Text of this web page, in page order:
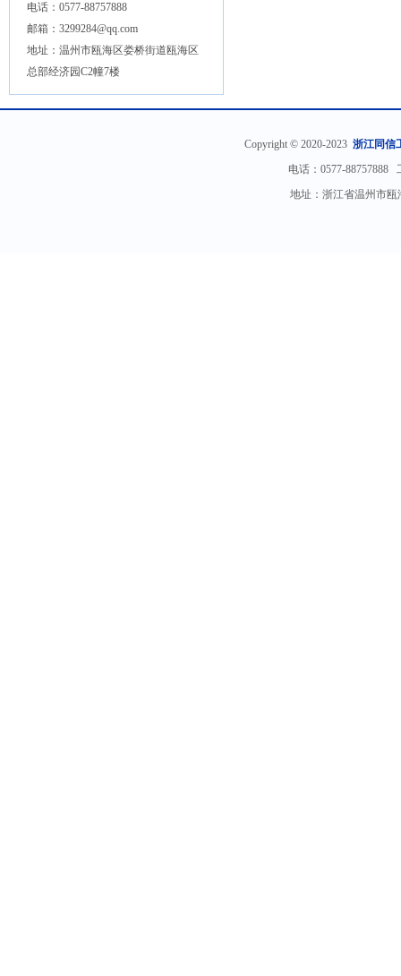
电话：0577-88757888
邮箱：3299284@qq.com
地址：温州市瓯海区娄桥街道瓯海区
总部经济园C2幢7楼
Copyright © 2020-2023 浙江同信
电话：0577-88757888
地址：浙江省温州市瓯